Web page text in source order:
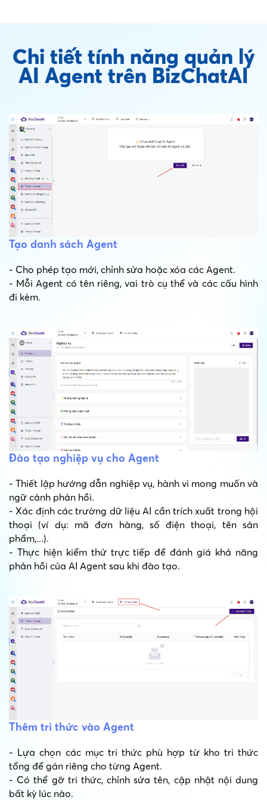
Chi tiết tính năng quản lý
AI Agent trên BizChatAI
Tạo danh sách Agent
- Cho phép tạo mới, chỉnh sửa hoặc xóa các Agent.
- Mỗi Agent có tên riêng, vai trò cụ thể và các cấu hình
đi kèm.
Đào tạo nghiệp vụ cho Agent
- Thiết lập hướng dẫn nghiệp vụ, hành vi mong muốn và
ngữ cảnh phản hồi.
- Xác định các trường dữ liệu AI cần trích xuất trong hội
thoại (ví dụ: mã đơn hàng, số điện thoại, tên sản
phẩm,...).
- Thực hiện kiểm thử trực tiếp để đánh giá khả năng
phản hồi của AI Agent sau khi đào tạo.
Thêm tri thức vào Agent
- Lựa chọn các mục tri thức phù hợp từ kho tri thức
tổng để gán riêng cho từng Agent.
- Có thể gỡ tri thức, chỉnh sửa tên, cập nhật nội dung
bất kỳ lúc nào.